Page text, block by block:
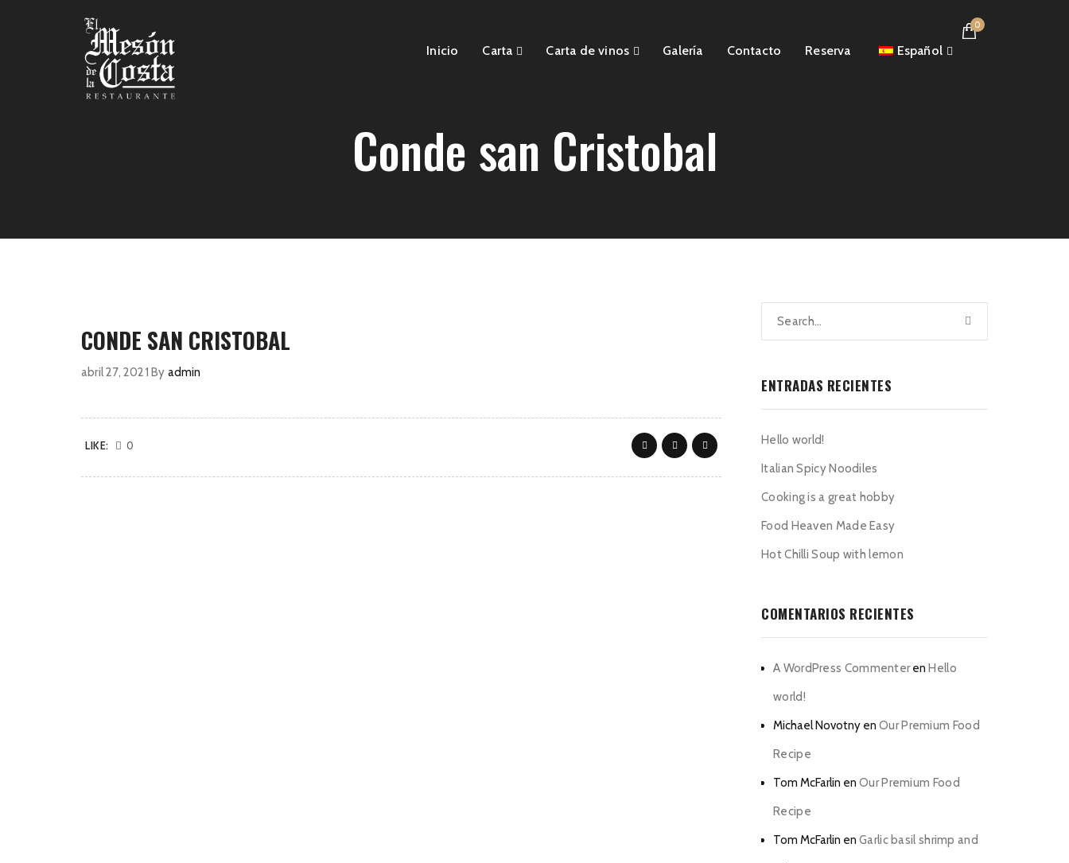
0
Inicio Carta Carta de vinos Galería Contacto Reserva Español
Conde san Cristobal
CONDE SAN CRISTOBAL
abril 27, 2021 By admin
LIKE: 0
ENTRADAS RECIENTES
Hello world!
Italian Spicy Noodiles
Cooking is a great hobby
Food Heaven Made Easy
Hot Chilli Soup with lemon
COMENTARIOS RECIENTES
A WordPress CommenterenHello
world!
Michael Novotny en Our Premium Food
Recipe
Tom McFarlin en Our Premium Food
Recipe
Tom McFarlin en Garlic basil shrimp and